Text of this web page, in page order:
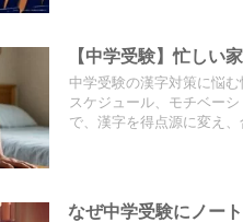
【中学受験】忙しい
中学受験の漢字対策に悩
スケジュール、モチベー
で、漢字を得点源に変え
なぜ中学受験にノー